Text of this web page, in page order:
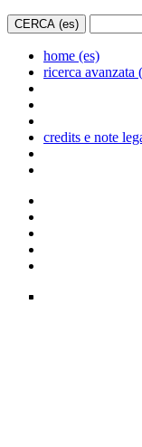
home (es)
ricerca avanzata
credits e note